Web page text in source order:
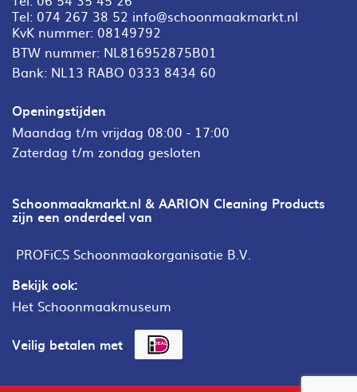
Tel: 074 267 38 52 info@schoonmaakmarkt.nl
KvK nummer: 08149792
BTW nummer: NL816952875B01
Bank: NL13 RABO 0333 8434 60
Openingstijden
Maandag t/m vrijdag 08:00 - 17:00
Zaterdag t/m zondag gesloten
Schoonmaakmarkt.nl & AARION Cleaning Products
zijn een onderdeel van
PROFiCS Schoonmaakorganisatie B.V.
Bekijk ook:
Het Schoonmaakmuseum
Veilig betalen met